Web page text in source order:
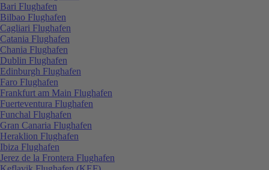
Bari Flughafen
Bilbao Flughafen
Cagliari Flughafen
Catania Flughafen
Chania Flughafen
Dublin Flughafen
Edinburgh Flughafen
Faro Flughafen
Frankfurt am Main Flughafen
Fuerteventura Flughafen
Funchal Flughafen
Gran Canaria Flughafen
Heraklion Flughafen
Ibiza Flughafen
Jerez de la Frontera Flughafen